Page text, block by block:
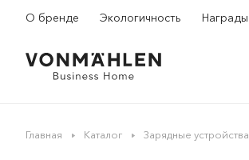
О бренде Экологичность Награды
Главная Каталог Зарядные устройства